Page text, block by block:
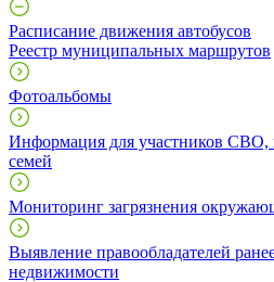
Расписание движения автобусов
Реестр муниципальных маршрутов
Фотоальбомы
Информация для участников СВО,
семей
Мониторинг загрязнения
Выявление правообладателей
недвижимости